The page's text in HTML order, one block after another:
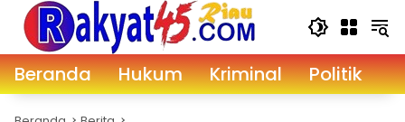
Langsung
konten
Beranda Hukum Kriminal Politik